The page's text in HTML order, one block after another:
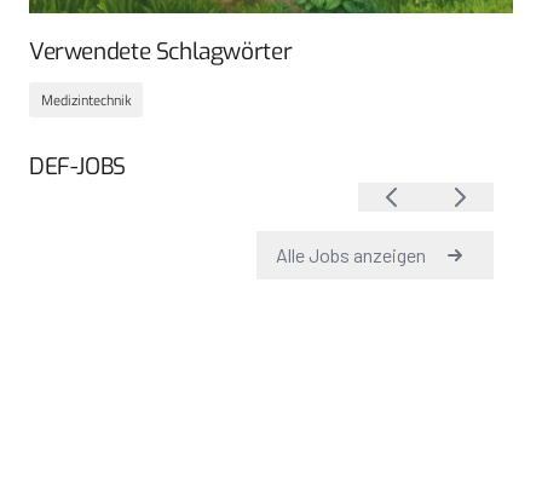
Verwendete Schlagwörter
Medizintechnik
DEF-JOBS